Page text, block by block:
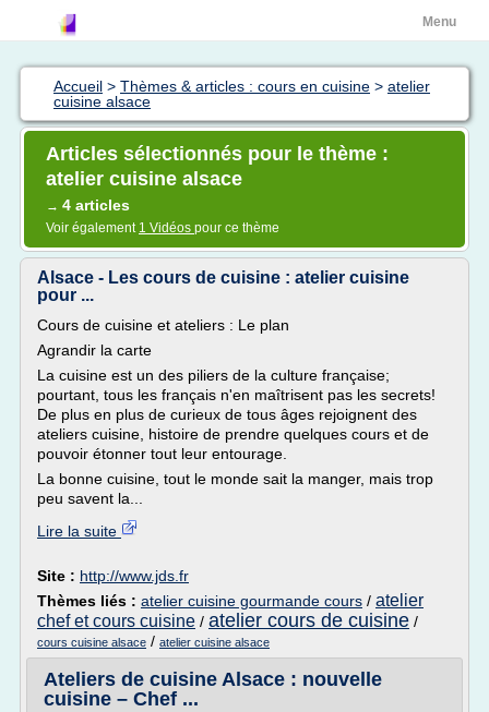
Menu
Accueil > Thèmes & articles : cours en cuisine > atelier
cuisine alsace
Articles sélectionnés pour le thème :
atelier cuisine alsace
→ 4 articles
Voir également 1 Vidéos pour ce thème
Alsace - Les cours de cuisine : atelier cuisine
pour ...
Cours de cuisine et ateliers : Le plan
Agrandir la carte
La cuisine est un des piliers de la culture française;
pourtant, tous les français n'en maîtrisent pas les secrets!
De plus en plus de curieux de tous âges rejoignent des
ateliers cuisine, histoire de prendre quelques cours et de
pouvoir étonner tout leur entourage.
La bonne cuisine, tout le monde sait la manger, mais trop
peu savent la...
Lire la suite
Site : http://www.jds.fr
Thèmes liés : atelier cuisine gourmande cours / atelier
chef et cours cuisine / atelier cours de cuisine /
cours cuisine alsace / atelier cuisine alsace
Ateliers de cuisine Alsace : nouvelle
cuisine – Chef ...